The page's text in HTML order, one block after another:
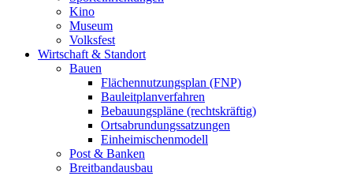
Kino
Museum
Volksfest
Wirtschaft & Standort
Bauen
Flächennutzungsplan (FNP)
Bauleitplanverfahren
Bebauungspläne (rechtskräftig)
Ortsabrundungssatzungen
Einheimischenmodell
Post & Banken
Breitbandausbau